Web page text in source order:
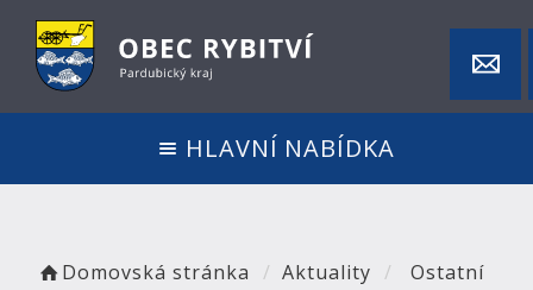
HLAVNÍ NABÍDKA
Domovská stránka Aktuality
Ostatní